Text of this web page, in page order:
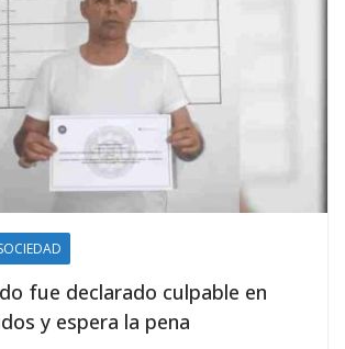
fue declarado culpable en
y espera la pena